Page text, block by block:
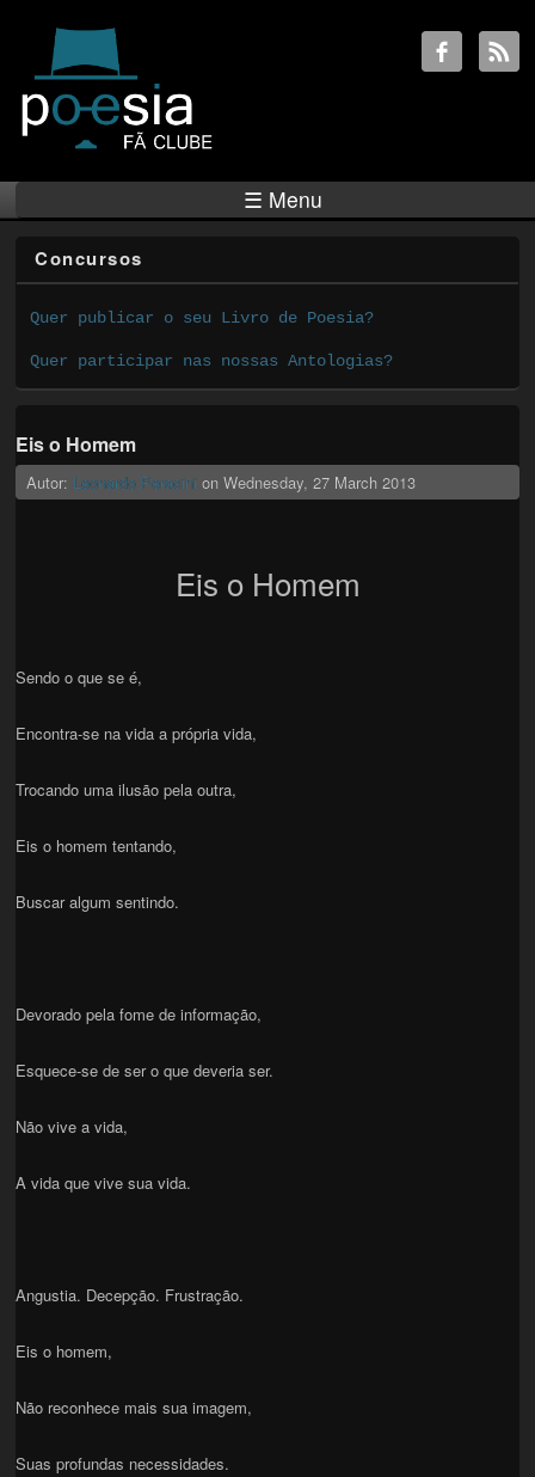
☰ Menu
Concursos
Quer publicar o seu Livro de Poesia?
Quer participar nas nossas Antologias?
Eis o Homem
Autor: Leonardo Peracini onWednesday, 27 March 2013
Eis o Homem
Sendo o que se é,
Encontra-se na vida a própria vida,
Trocando uma ilusão pela outra,
Eis o homem tentando,
Buscar algum sentindo.
Devorado pela fome de informação,
Esquece-se de ser o que deveria ser.
Não vive a vida,
A vida que vive sua vida.
Angustia. Decepção. Frustração.
Eis o homem,
Não reconhece mais sua imagem,
Suas profundas necessidades.